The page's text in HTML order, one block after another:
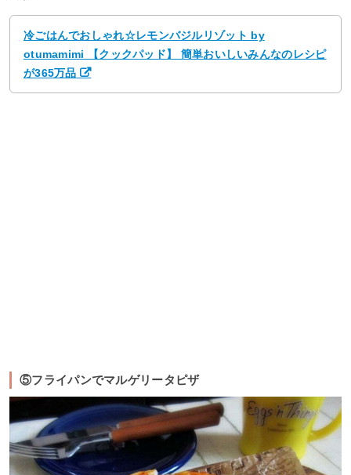
冷ごはんでおしゃれ☆レモンバジルリゾット by
otumamimi 【クックパッド】 簡単おいしいみんなのレシピ
が365万品
⑤フライパンでマルゲリータピザ